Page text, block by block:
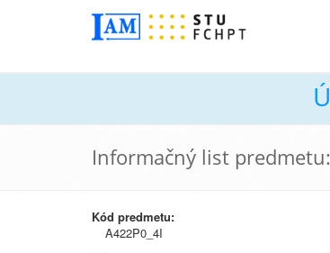
Informačný list
Kód predmetu:
A422P0_4I